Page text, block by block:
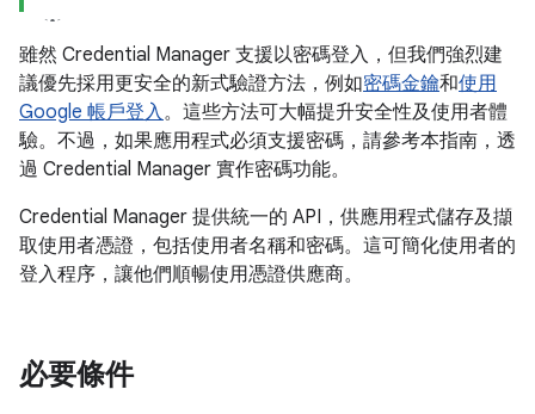
雖然 Credential Manager 支援以密碼登入，但我們強烈建
議優先採用更安全的新式驗證方法，例如密碼金鑰和使用
Google 帳戶登入。這些方法可大幅提升安全性及使用者體
驗。不過，如果應用程式必須支援密碼，請參考本指南，透
過 Credential Manager 實作密碼功能。
Credential Manager 提供統一的 API，供應用程式儲存及擷
取使用者憑證，包括使用者名稱和密碼。這可簡化使用者的
登入程序，讓他們順暢使用憑證供應商。
必要條件